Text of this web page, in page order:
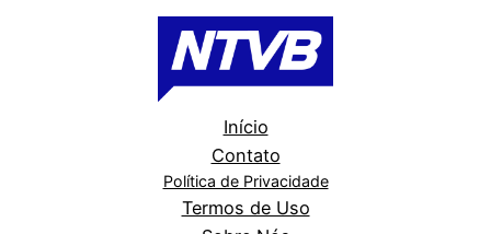
Início
Contato
Política de Privacidade
Termos de Uso